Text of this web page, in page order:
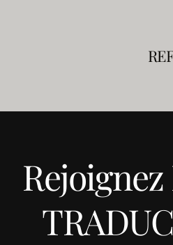
Service traduction